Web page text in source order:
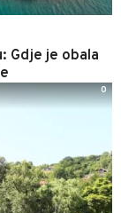
Gdje je obala
0